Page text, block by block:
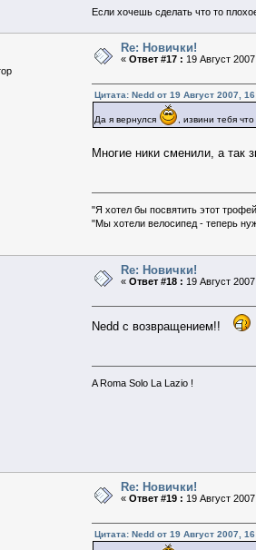
Если хочешь сделать что то
Re: Новички!
«Ответ #17 : 19 Август
Цитата: Nedd от 19 Август 2007,
Да я вернулся , извини тебя
Многие ники сменили, а так
"Я хотел бы посвятить этот
"Мы хотели велосипед - теперь
Re: Новички!
«Ответ #18 : 19 Август
Nedd с возвращением!!
A Roma Solo La Lazio !
Re: Новички!
«Ответ #19 : 19 Август
Цитата: Nedd от 19 Август 2007,